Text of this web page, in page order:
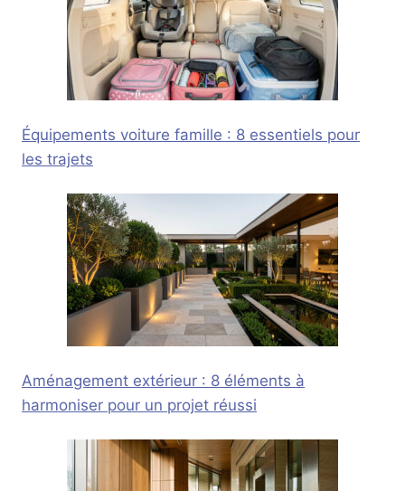
Équipements voiture famille : 8 essentiels pour
les trajets
Aménagement extérieur : 8 éléments à
harmoniser pour un projet réussi